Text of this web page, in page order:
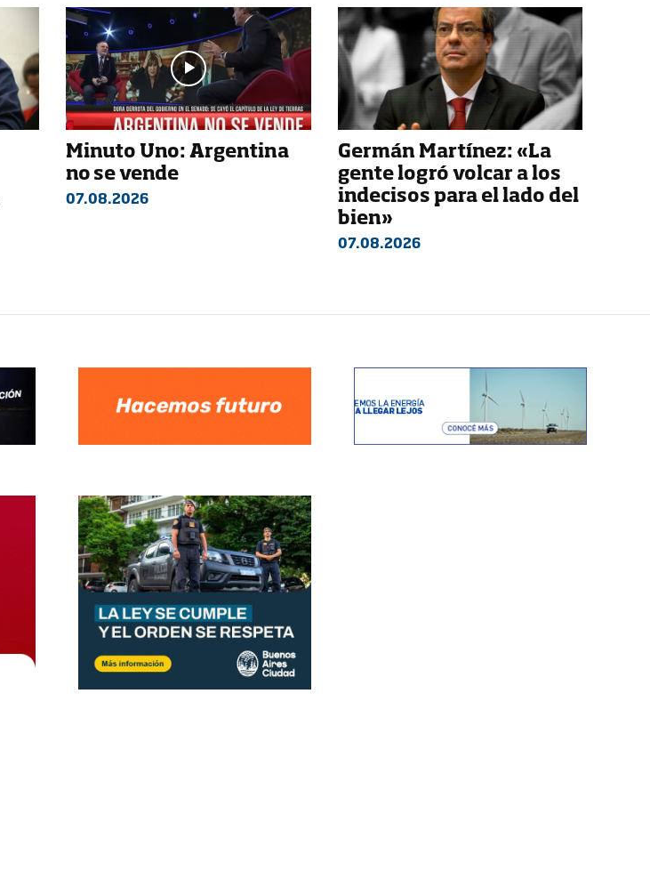
Minuto Uno: Argentina
no se vende
07.08.2026
Germán Martínez: «La
gente logró volcar a los
indecisos para el lado del
bien»
07.08.2026